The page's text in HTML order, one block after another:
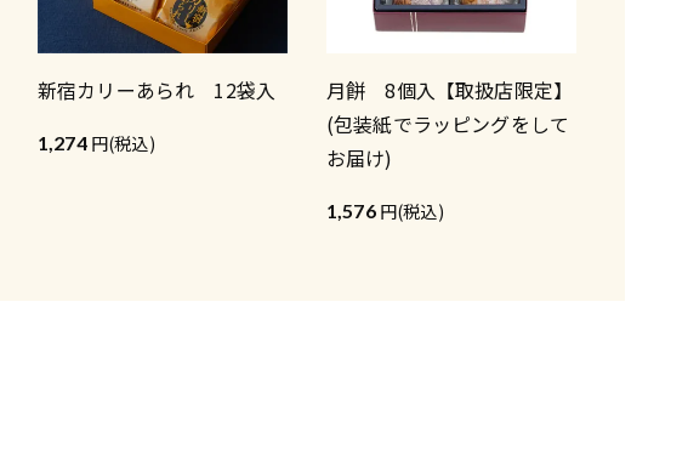
新宿カリーあられ 12袋入
1,274 (税込)
月餅 8個入【取扱店限定】
(包装紙でラッピングをして
お届け)
1,576 (税込)